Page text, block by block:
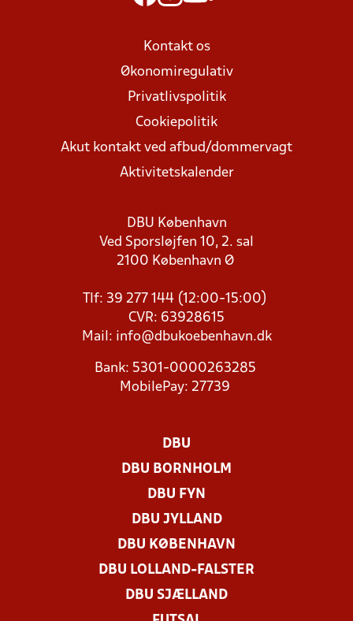
Kontakt os
Økonomiregulativ
Privatlivspolitik
Cookiepolitik
Akut kontakt ved afbud/dommervagt
Aktivitetskalender
DBU København
Ved Sporsløjfen 10, 2. sal
2100 København Ø
Tlf: 39 277 144 (12:00-15:00)
CVR: 63928615
Mail: info@dbukoebenhavn.dk
Bank: 5301-0000263285
MobilePay: 27739
DBU
DBU BORNHOLM
DBU FYN
DBU JYLLAND
DBU KØBENHAVN
DBU LOLLAND-FALSTER
DBU SJÆLLAND